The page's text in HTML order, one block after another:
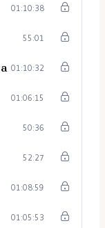
01:10:38
55:01
01:10:32
01:06:15
50:36
52:27
01:08:59
01:05:53